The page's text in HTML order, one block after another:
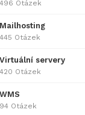
496 Otázek
Mailhosting
445 Otázek
Virtuální servery
420 Otázek
WMS
94 Otázek